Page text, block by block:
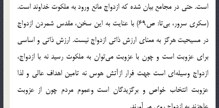
است. حتي در مجامع بيان شده كه ازدواج مانع ورود به ملكوت خداوند است.
(سكري سرور، بي‌تا: ص69) با عنايت به اين سخن، مقدس شمردن ازدواج
در مسيحيت هرگز به معناي ارزش ذاتي ازدواج نيست. ارزش ذاتي و اساسي
براي عزوبت است و چون با عزوبت مي‌توان به ملكوت رسيد نه با ازدواج،
ازدواج وسيله‌اي است جهت فرار ازآتش هوس نه تامين اهداف عالي و لذا
عزوبت انتخاب خواص و برگزيدگان است وعموم مردم چون از عزوبت